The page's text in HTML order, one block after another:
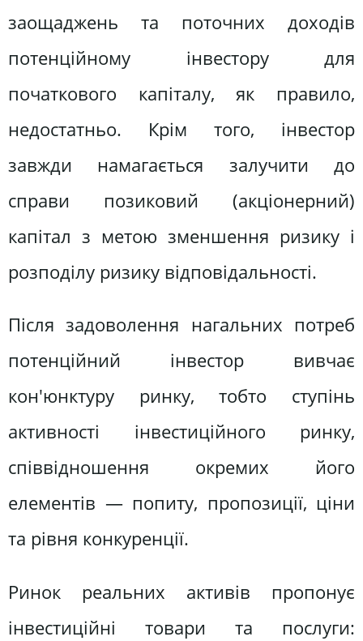
заощаджень та поточних доходів
потенційному інвестору для
початкового капіталу, як правило,
недостатньо. Крім того, інвестор
завжди намагається залучити до
справи позиковий (акціонерний)
капітал з метою зменшення ризику і
розподілу ризику відповідальності.
Після задоволення нагальних потреб
потенційний інвестор вивчає
кон'юнктуру ринку, тобто ступінь
активності інвестиційного ринку,
співвідношення окремих його
елементів — попиту, пропозиції, ціни
та рівня конкуренції.
Ринок реальних активів пропонує
інвестиційні товари та послуги: